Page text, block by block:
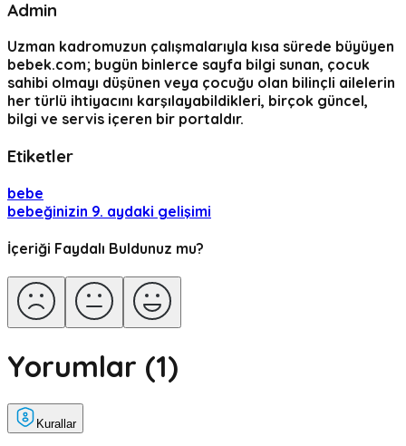
Admin
Uzman kadromuzun çalışmalarıyla kısa sürede büyüyen
bebek.com; bugün binlerce sayfa bilgi sunan, çocuk
sahibi olmayı düşünen veya çocuğu olan bilinçli ailelerin
her türlü ihtiyacını karşılayabildikleri, birçok güncel,
bilgi ve servis içeren bir portaldır.
Etiketler
bebe
bebeğinizin 9. aydaki gelişimi
İçeriği Faydalı Buldunuz mu?
Yorumlar (1)
Kurallar